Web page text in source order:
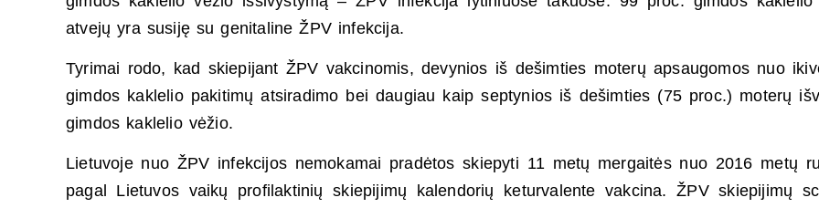
atvejų yra susiję su genitaline ŽPV infekcija.
Tyrimai rodo, kad skiepijant ŽPV vakcinomis, devynios iš dešimties moterų apsaugomos nuo
gimdos kaklelio pakitimų atsiradimo bei daugiau kaip septynios iš dešimties (75 proc.) moterų
gimdos kaklelio vėžio.
Lietuvoje nuo ŽPV infekcijos nemokamai pradėtos skiepyti 11 metų mergaitės nuo 2016 metų
pagal Lietuvos vaikų profilaktinių skiepijimų kalendorių keturvalente vakcina. ŽPV skiepijimų